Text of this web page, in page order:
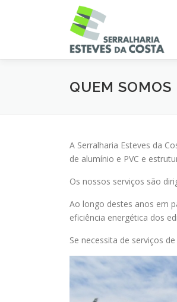
QUEM SOMOS
A Serralharia Esteves da
de alumínio e PVC e
Os nossos serviços são
Ao longo destes anos em
eficiência energética dos
Se necessita de serviços